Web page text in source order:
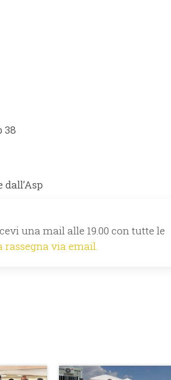
38
una mail alle 19.00 con tutte le
via email.